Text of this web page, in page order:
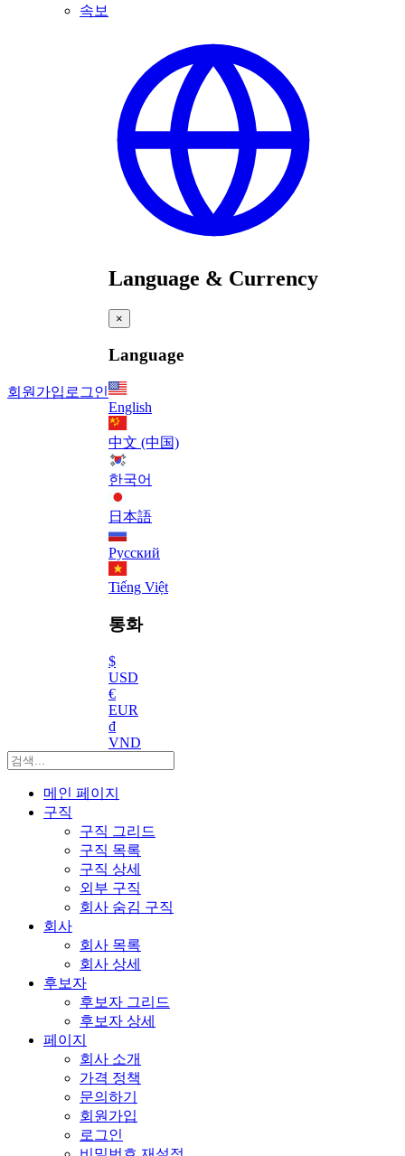
속보
회원가입 로그인
Language & Currency
×
Language
English
中文 (中国)
한국어
日本語
Русский
Tiếng Việt
통화
$
USD
€
EUR
₫
VND
메인 페이지
구직
구직 그리드
구직 목록
구직 상세
외부 구직
회사 숨김 구직
회사
회사 목록
회사 상세
후보자
후보자 그리드
후보자 상세
페이지
회사 소개
가격 정책
문의하기
회원가입
로그인